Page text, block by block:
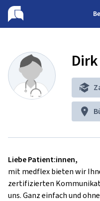
B
Liebe Patient:innen,
mit medflex bieten wir
zertifizierten
uns. Ganz einfach und